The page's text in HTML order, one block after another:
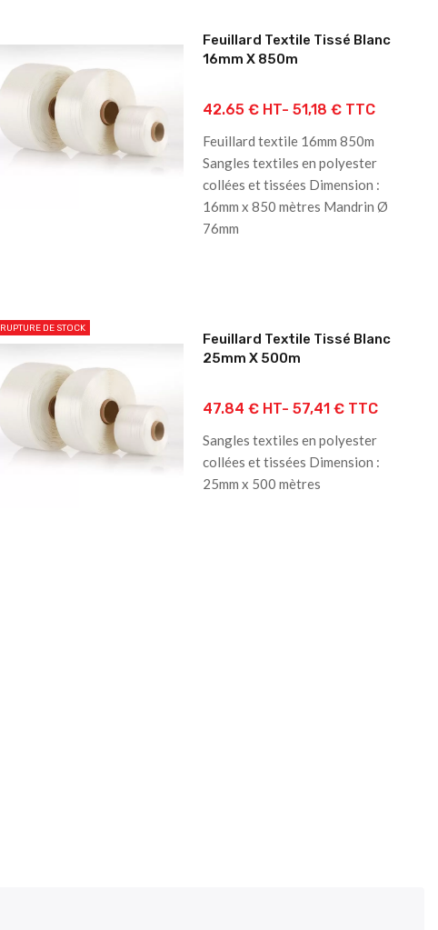
Feuillard Textile Tissé Blanc
16mm X 850m
42.65 € HT- 51,18 € TTC
Feuillard textile 16mm 850m
Sangles textiles en polyester
collées et tissées Dimension :
16mm x 850 mètres Mandrin Ø
76mm
RUPTURE DE STOCK
Feuillard Textile Tissé Blanc
25mm X 500m
47.84 € HT- 57,41 € TTC
Sangles textiles en polyester
collées et tissées Dimension :
25mm x 500 mètres